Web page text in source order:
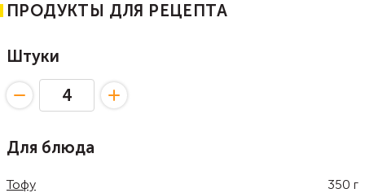
ПРОДУКТЫ ДЛЯ РЕЦЕПТА
Штуки
Для блюда
Тофу 350 г